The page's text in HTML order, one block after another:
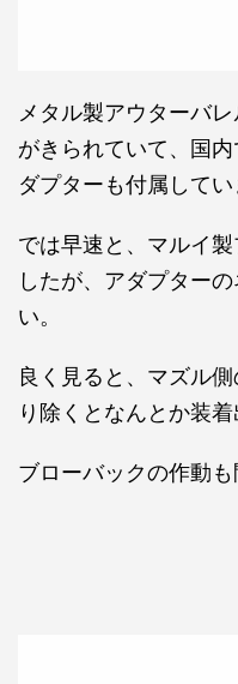
メタル製アウターバ
がきられていて、国
ダプターも付属してい
では早速と、マルイ
したが、アダプター
い。
良く見ると、マズル
り除くとなんとか装着
ブローバックの作動も